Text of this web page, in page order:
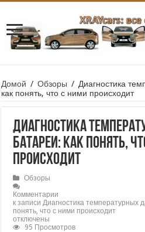
Домой / Обзоры / Диагностика
как понять, что с ними происходит
Диагностика
батареи: как понять,
происходит
Обзоры
Комментарии
к записи Диагностика температурных
понять, что с ними происходит
отключены
95 Просмотров